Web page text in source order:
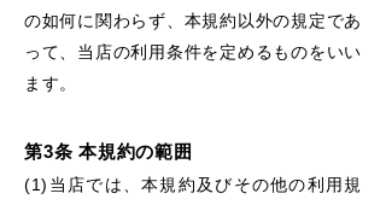
の如何に関わらず、本規約以外の規定であ
って、当店の利用条件を定めるものをいい
ます。
第3条 本規約の範囲
(1)当店では、本規約及びその他の利用規